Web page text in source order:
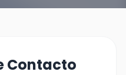
Contacto